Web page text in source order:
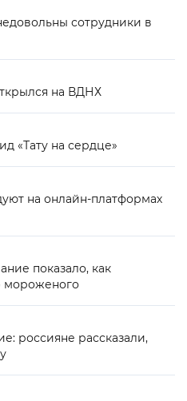
сотрудники в
на ВДНХ
«Тату на сердце»
на онлайн-платформах
показало, как
мороженого
россияне рассказали,